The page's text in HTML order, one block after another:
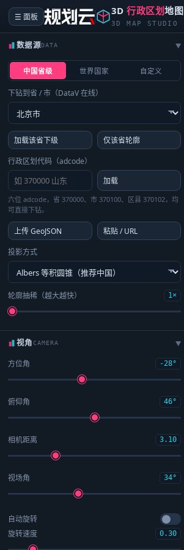
☰ 面板 3D行政区划地图
3D MAP STUDIO
数据源DATA ▶
中国省级 世界国家 自定义
下钻到省 / 市（DataV 在线）
加载该省下级
仅该省轮廓
行政区划代码（adcode）
加载
六位 adcode，省 370000、市 370100、区县 370102，均
可直接下钻。
上传 GeoJSON
粘贴 / URL
投影方式
轮廓抽稀（越大越快） 1×
视角CAMERA ▶
方位角 -28°
俯仰角 46°
相机距离 3.10
视场角 34°
自动旋转
旋转速度
0.30